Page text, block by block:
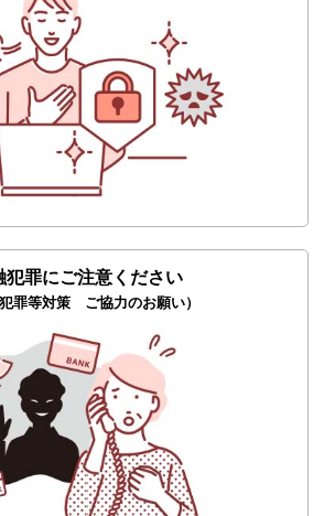
犯罪にご注意ください
犯罪等対策 ご協力のお願い）